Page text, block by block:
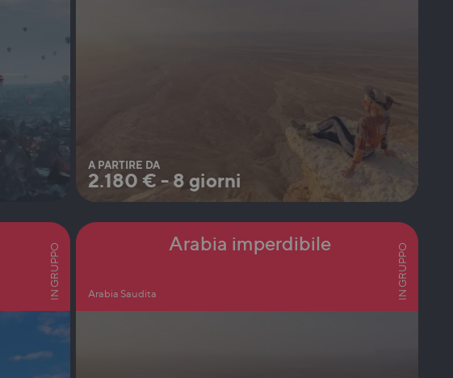
A PARTIRE DA
2.180 € - 8 giorni
IN GRUPPO Arabia Saudita
Arabia imperdibile IN GRUPPO